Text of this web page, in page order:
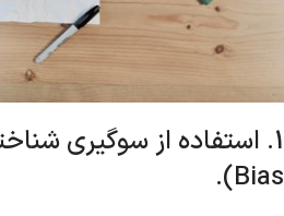
Bias).